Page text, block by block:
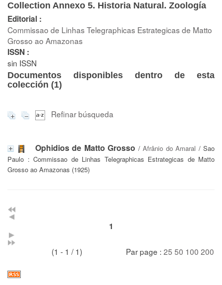
Collection Annexo 5. Historia Natural. Zoología
Editorial :
Commissao de Linhas Telegraphicas Estrategicas de Matto
Grosso ao Amazonas
ISSN :
sin ISSN
Documentos disponibles dentro de esta
colección (1)
Refinar búsqueda
Ophidios de Matto Grosso / Afrânio do Amaral / Sao
Paulo : Commissao de Linhas Telegraphicas Estrategicas de Matto
Grosso ao Amazonas (1925)
1
(1 - 1 / 1) Par page : 25 50 100 200